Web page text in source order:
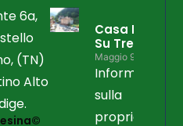
6a,
(TN)
Alto
Casa Libera
Su Tre Lati
Maggio 9, 2026
Informazioni
sulla
proprietà